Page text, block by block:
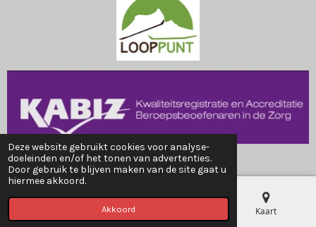
Deze website gebruikt cookies voor analyse-
doeleinden en/of het tonen van advertenties.
Door gebruik te blijven maken van de site gaat u
hiermee akkoord.
Akkoord
©2025-2026 vanotterdijkorthopedie.nl
Telefoonnummer Kaart